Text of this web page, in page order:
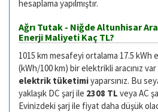
hesaplama yapılmıştır.
Ağrı Tutak - Niğde Altunhisar
Enerji Maliyeti Kaç TL?
1015 km mesafeyi ortalama 17.5
(kWh/100 km) bir elektrikli aracınız
elektrik tüketimiyaparsınız. Bu
yaklaşık DC şarj ile 2308 TL veya AC
Evinizdeki şarj ile fiyat daha düşük